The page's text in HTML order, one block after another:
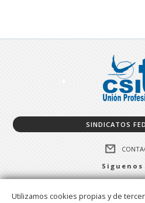
SINDICATOS
Siguenos
Utilizamos cookies propias y de